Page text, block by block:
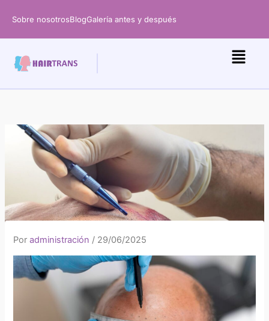
Sobre nosotrosBlogGalería antes y después
Poradministración / 29/06/2025